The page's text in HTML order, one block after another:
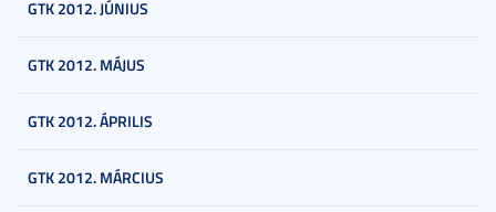
GTK 2012. JÚNIUS
GTK 2012. MÁJUS
GTK 2012. ÁPRILIS
GTK 2012. MÁRCIUS